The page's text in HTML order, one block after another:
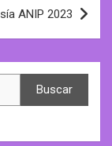
ANIP 2023
Buscar